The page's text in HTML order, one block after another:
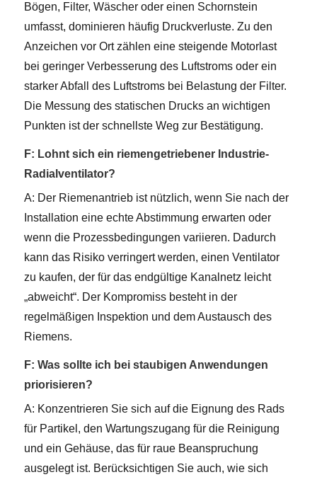
Bögen, Filter, Wäscher oder einen Schornstein
umfasst, dominieren häufig Druckverluste. Zu den
Anzeichen vor Ort zählen eine steigende Motorlast
bei geringer Verbesserung des Luftstroms oder ein
starker Abfall des Luftstroms bei Belastung der Filter.
Die Messung des statischen Drucks an wichtigen
Punkten ist der schnellste Weg zur Bestätigung.
F: Lohnt sich ein riemengetriebener Industrie-
Radialventilator?
A: Der Riemenantrieb ist nützlich, wenn Sie nach der
Installation eine echte Abstimmung erwarten oder
wenn die Prozessbedingungen variieren. Dadurch
kann das Risiko verringert werden, einen Ventilator
zu kaufen, der für das endgültige Kanalnetz leicht
„abweicht“. Der Kompromiss besteht in der
regelmäßigen Inspektion und dem Austausch des
Riemens.
F: Was sollte ich bei staubigen Anwendungen
priorisieren?
A: Konzentrieren Sie sich auf die Eignung des Rads
für Partikel, den Wartungszugang für die Reinigung
und ein Gehäuse, das für raue Beanspruchung
ausgelegt ist. Berücksichtigen Sie auch, wie sich